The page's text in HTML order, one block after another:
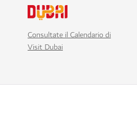
Consultate il Calendario di
Visit Dubai